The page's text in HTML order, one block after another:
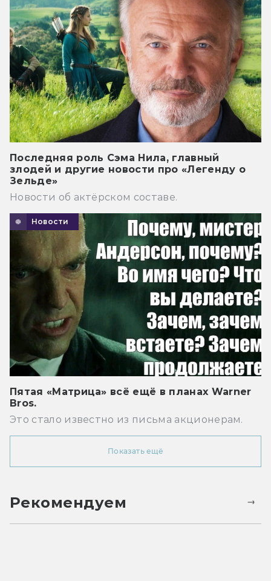
Последняя роль Сэма Нила, главный
злодей и другие новости про «Легенду о
Зельде»
Новости об актёрском составе.
Новости
Пятая «Матрица» всё ещё в планах Warner
Bros.
Это стало известно из письма акционерам.
Показать ещё
Рекомендуем